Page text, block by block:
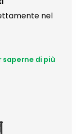
nel
saperne di più